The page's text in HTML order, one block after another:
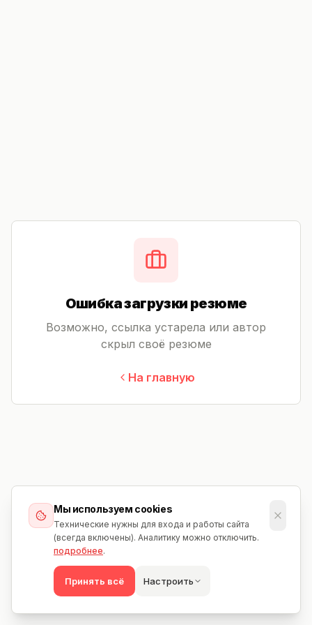
Мы используем cookies
Технические нужны для входа и работы сайта
(всегда включены). Аналитику можно отключить.
подробнее.
Принять всё Настроить
Ошибка загрузки резюме
Возможно, ссылка устарела или автор
скрыл своё резюме
На главную